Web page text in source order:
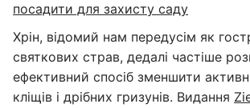
посадити для захисту саду
Хрін, відомий нам передусім як
святкових страв, дедалі частіше
ефективний спосіб зменшити
кліщів і дрібних гризунів. Видання